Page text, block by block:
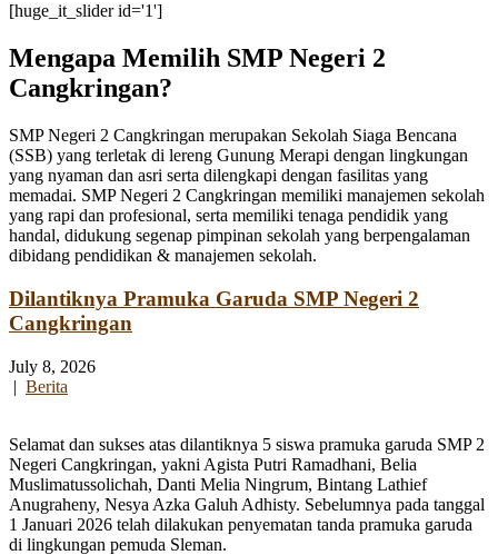
[huge_it_slider id='1']
Mengapa Memilih SMP Negeri 2
Cangkringan?
SMP Negeri 2 Cangkringan merupakan Sekolah Siaga Bencana
(SSB) yang terletak di lereng Gunung Merapi dengan lingkungan
yang nyaman dan asri serta dilengkapi dengan fasilitas yang
memadai. SMP Negeri 2 Cangkringan memiliki manajemen sekolah
yang rapi dan profesional, serta memiliki tenaga pendidik yang
handal, didukung segenap pimpinan sekolah yang berpengalaman
dibidang pendidikan & manajemen sekolah.
Dilantiknya Pramuka Garuda SMP Negeri 2
Cangkringan
July 8, 2026
| Berita
Selamat dan sukses atas dilantiknya 5 siswa pramuka garuda SMP 2
Negeri Cangkringan, yakni Agista Putri Ramadhani, Belia
Muslimatussolichah, Danti Melia Ningrum, Bintang Lathief
Anugraheny, Nesya Azka Galuh Adhisty. Sebelumnya pada tanggal
1 Januari 2026 telah dilakukan penyematan tanda pramuka garuda
di lingkungan pemuda Sleman.